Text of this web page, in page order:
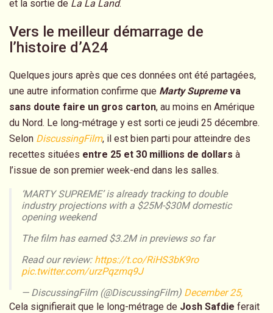
et la sortie de La La Land.
Vers le meilleur démarrage de
l’histoire d’A24
Quelques jours après que ces données ont été partagées,
une autre information confirme que Marty Supremeva
sans doute faire un gros carton, au moins en Amérique
du Nord. Le long-métrage y est sorti ce jeudi 25 décembre.
Selon DiscussingFilm, il est bien parti pour atteindre des
recettes situées entre 25 et 30 millions de dollars à
l’issue de son premier week-end dans les salles.
‘MARTY SUPREME’ is already tracking to double
industry projections with a $25M-$30M domestic
opening weekend
The film has earned $3.2M in previews so far
Read our review: https://t.co/RiHS3bK9ro
pic.twitter.com/urzPqzmq9J
— DiscussingFilm (@DiscussingFilm) December 25,
2025
Cela signifierait que le long-métrage de Josh Safdie ferait